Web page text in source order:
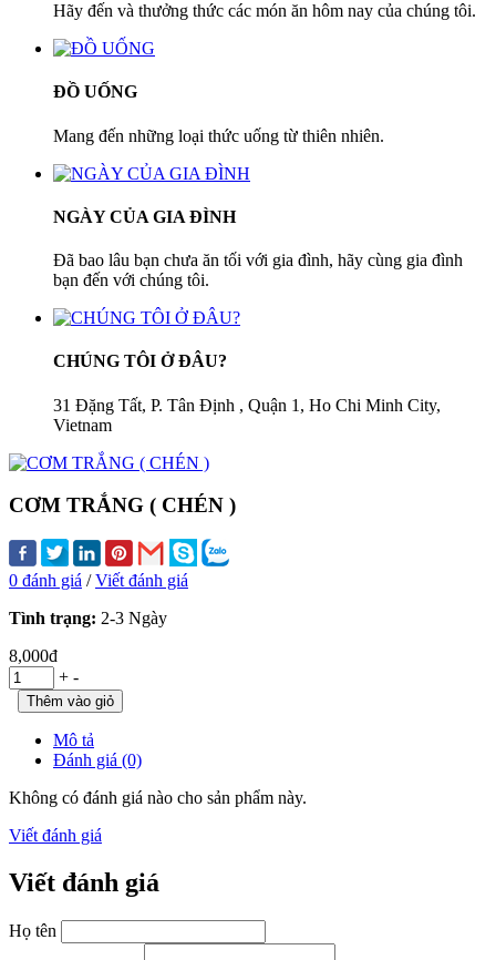
Hãy đến và thưởng thức các món ăn hôm nay của chúng tôi.
ĐỒ UỐNG
Mang đến những loại thức uống từ thiên nhiên.
NGÀY CỦA GIA ĐÌNH
Đã bao lâu bạn chưa ăn tối với gia đình, hãy cùng gia đình
bạn đến với chúng tôi.
CHÚNG TÔI Ở ĐÂU?
31 Đặng Tất, P. Tân Định , Quận 1, Ho Chi Minh City,
Vietnam
CƠM TRẮNG ( CHÉN )
0 đánh giá /Viết đánh giá
Tình trạng: 2-3 Ngày
8,000đ
+ -
Mô tả
Đánh giá (0)
Không có đánh giá nào cho sản phẩm này.
Viết đánh giá
Viết đánh giá
Họ tên